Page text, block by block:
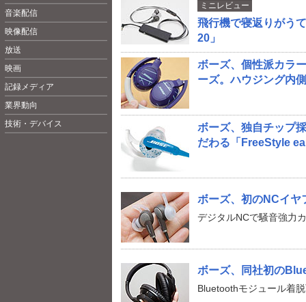
ミニレビュー
飛行機で寝返りがう
20」
ボーズ、個性派カラ
ーズ。ハウジング内
ボーズ、独自チップ
だわる「FreeStyle
ボーズ、初のNCイ
デジタルNCで騒音強力
ボーズ、同社初の
Bluetoothモジュール着
音楽配信
映像配信
放送
映画
記録メディア
業界動向
技術・デバイス